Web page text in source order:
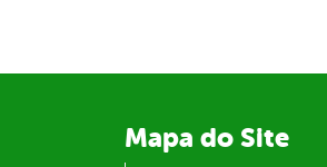
Mapa do Site